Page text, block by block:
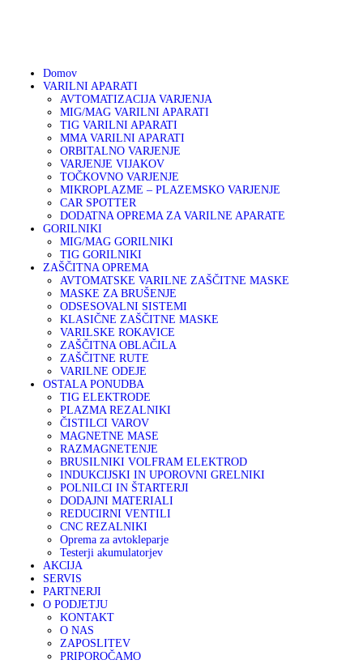
Domov
VARILNI APARATI
AVTOMATIZACIJA VARJENJA
MIG/MAG VARILNI APARATI
TIG VARILNI APARATI
MMA VARILNI APARATI
ORBITALNO VARJENJE
VARJENJE VIJAKOV
TOČKOVNO VARJENJE
MIKROPLAZME – PLAZEMSKO VARJENJE
CAR SPOTTER
DODATNA OPREMA ZA VARILNE APARATE
GORILNIKI
MIG/MAG GORILNIKI
TIG GORILNIKI
ZAŠČITNA OPREMA
AVTOMATSKE VARILNE ZAŠČITNE MASKE
MASKE ZA BRUŠENJE
ODSESOVALNI SISTEMI
KLASIČNE ZAŠČITNE MASKE
VARILSKE ROKAVICE
ZAŠČITNA OBLAČILA
ZAŠČITNE RUTE
VARILNE ODEJE
OSTALA PONUDBA
TIG ELEKTRODE
PLAZMA REZALNIKI
ČISTILCI VAROV
MAGNETNE MASE
RAZMAGNETENJE
BRUSILNIKI VOLFRAM ELEKTROD
INDUKCIJSKI IN UPOROVNI GRELNIKI
POLNILCI IN ŠTARTERJI
DODAJNI MATERIALI
REDUCIRNI VENTILI
CNC REZALNIKI
Oprema za avtokleparje
Testerji akumulatorjev
AKCIJA
SERVIS
PARTNERJI
O PODJETJU
KONTAKT
O NAS
ZAPOSLITEV
PRIPOROČAMO
GORILNIKI
ZAŠČITNA OPREMA
OSTALA PONUDBA
AKCIJA
SERVIS
PARTNERJI
O PODJETJU